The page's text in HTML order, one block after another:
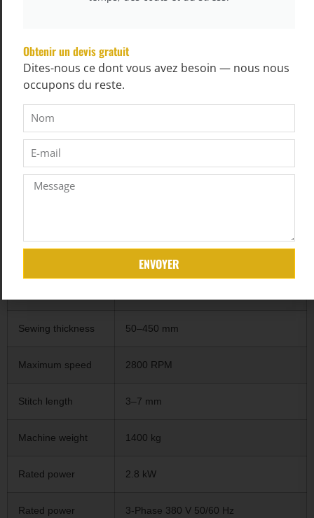
Item Spécification
Production
15–20 feuilles/heure
Sewing thickness 50–450 mm
Maximum speed 2800 RPM
Stitch length 3–7 mm
Machine weight 1400 kg
Rated power 2.8 kW
Rated power
3‑Phase 380 V 50/60 Hz
Obtenir un devis gratuit
Dites-nous ce dont vous avez besoin — nous nous
occupons du reste.
ENVOYER